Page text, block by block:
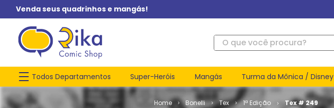
Venda seus quadrinhos e mangás!
O que você procura?
Todos Departamentos Super-Heróis Mangás Turma da Mônica / Disney
Bonelli Tex 1ª Edição Tex # 249